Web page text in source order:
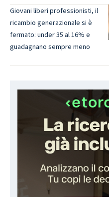
Giovani liberi professionisti, il
ricambio generazionale si è
fermato: under 35 al 16% e
guadagnano sempre meno